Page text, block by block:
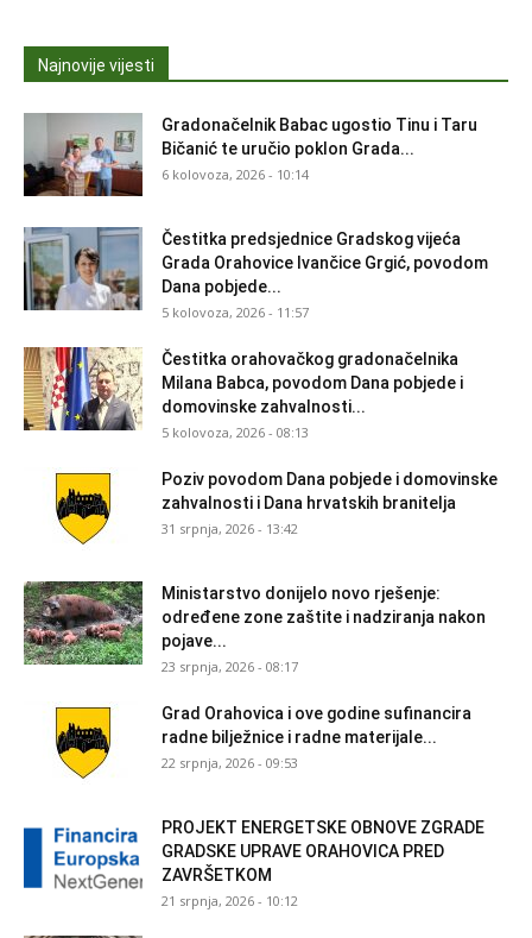
Najnovije vijesti
Gradonačelnik Babac ugostio Tinu i Taru
Bičanić te uručio poklon Grada...
6 kolovoza, 2026 - 10:14
Čestitka predsjednice Gradskog vijeća
Grada Orahovice Ivančice Grgić, povodom
Dana pobjede...
5 kolovoza, 2026 - 11:57
Čestitka orahovačkog gradonačelnika
Milana Babca, povodom Dana pobjede i
domovinske zahvalnosti...
5 kolovoza, 2026 - 08:13
Poziv povodom Dana pobjede i domovinske
zahvalnosti i Dana hrvatskih branitelja
31 srpnja, 2026 - 13:42
Ministarstvo donijelo novo rješenje:
određene zone zaštite i nadziranja nakon
pojave...
23 srpnja, 2026 - 08:17
Grad Orahovica i ove godine sufinancira
radne bilježnice i radne materijale...
22 srpnja, 2026 - 09:53
PROJEKT ENERGETSKE OBNOVE ZGRADE
GRADSKE UPRAVE ORAHOVICA PRED
ZAVRŠETKOM
21 srpnja, 2026 - 10:12